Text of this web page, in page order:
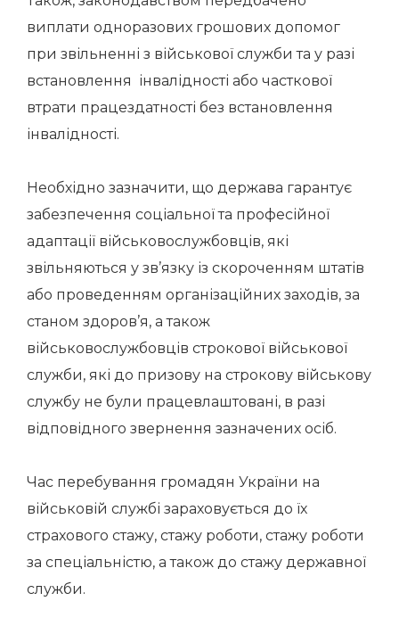
виплати одноразових грошових допомог
при звільненні з військової служби та у разі
встановлення інвалідності або часткової
втрати працездатності без встановлення
інвалідності.
Необхідно зазначити, що держава гарантує
забезпечення соціальної та професійної
адаптації військовослужбовців, які
звільняються у зв’язку із скороченням штатів
або проведенням організаційних заходів, за
станом здоров’я, а також
військовослужбовців строкової військової
служби, які до призову на строкову військову
службу не були працевлаштовані, в разі
відповідного звернення зазначених осіб.
Час перебування громадян України на
військовій службі зараховується до їх
страхового стажу, стажу роботи, стажу роботи
за спеціальністю, а також до стажу державної
служби.